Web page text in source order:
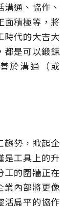
通、協作、
面積極等，將
時代的大吉大
都是可以鍛鍊
於溝通（或
趨勢，掀起企
是工具上的升
工的圍牆正在
業內部將更像
活扁平的協作